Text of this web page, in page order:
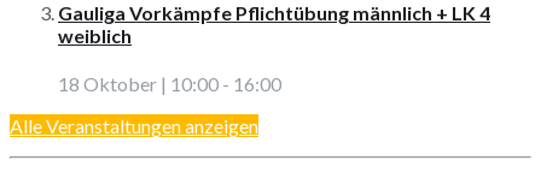
Gauliga Vorkämpfe Pflichtübung männlich + LK 4
weiblich
18 Oktober | 10:00 - 16:00
Alle Veranstaltungen anzeigen